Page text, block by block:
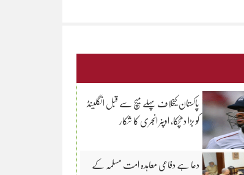
پاکستان کیخلاف پہلے میچ سے قبل انگلینڈ
کو بڑا دھچکا، اوپنر انجری کا شکار
دعا ہے دفاعی معاہدہ امت مسلمہ کے